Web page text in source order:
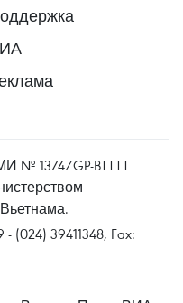
№ 1374/GP-BTTTT
(024) 39411348, Fax: